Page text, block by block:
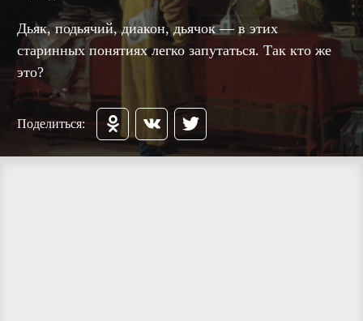
Дьяк, подьячий, диакон, дьячок — в этих
старинных понятиях легко запутаться. Так кто же
это?
Поделиться: